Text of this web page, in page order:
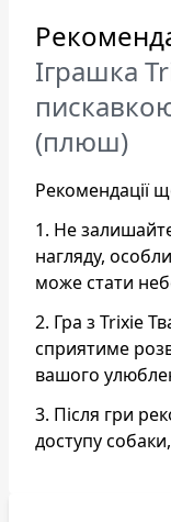
Іграшка
(плюш)
Рекомендації
1. Не
нагляду,
може стати
2. Гра з Trixie
сприятиме
вашого
3. Після гри
доступу